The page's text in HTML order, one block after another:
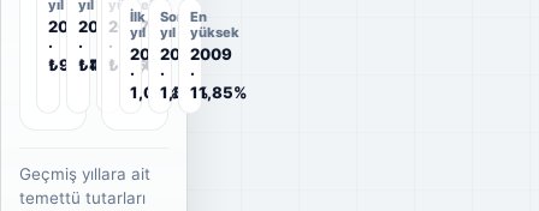
yıl
2006
·
₺9,54
yıl
2026
·
₺4,0426
yüksek
2007
·
₺25,67
İlk
yıl
2006
·
1,08%
Son
yıl
2026
·
1,59%
En
yüksek
2009
·
11,85%
Geçmiş yıllara ait
temettü tutarları